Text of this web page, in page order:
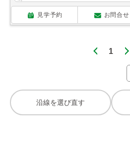
見学予約 お問合せ
1
沿線を選び直す